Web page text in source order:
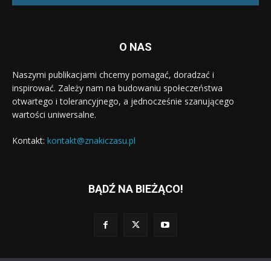
O NAS
Naszymi publikacjami chcemy pomagać, doradzać i
inspirować. Zależy nam na budowaniu społeczeństwa
otwartego i tolerancyjnego, a jednocześnie szanującego
wartości uniwersalne.
Kontakt: kontakt@znakiczasu.pl
BĄDŹ NA BIEŻĄCO!